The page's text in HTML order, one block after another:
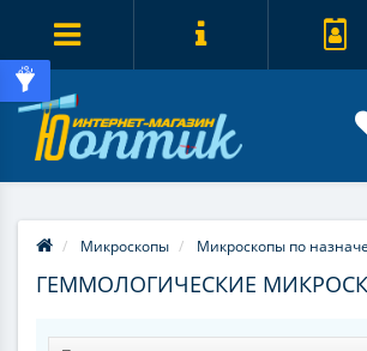
Микроскопы Микроскопы по
ГЕММОЛОГИЧЕСКИЕ